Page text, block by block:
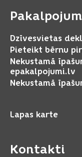
Dzīvesvietas
Pieteikt bērnu
Nekustamā
epakalpojumi.lv
Nekustamā
Lapas karte
Kontakti